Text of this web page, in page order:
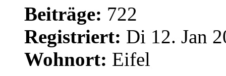
Beiträge: 722
Registriert: Di 12. Jan
Wohnort: Eifel